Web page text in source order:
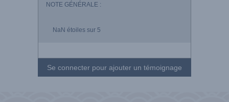
NOTE GÉNÉRALE :
NaN étoiles sur 5
Se connecter pour ajouter un témoignage